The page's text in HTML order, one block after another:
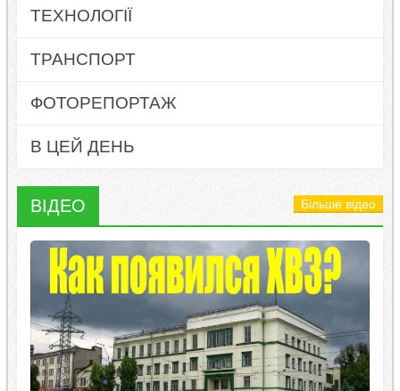
ТЕХНОЛОГІЇ
ТРАНСПОРТ
ФОТОРЕПОРТАЖ
В ЦЕЙ ДЕНЬ
ВІДЕО Більше відео